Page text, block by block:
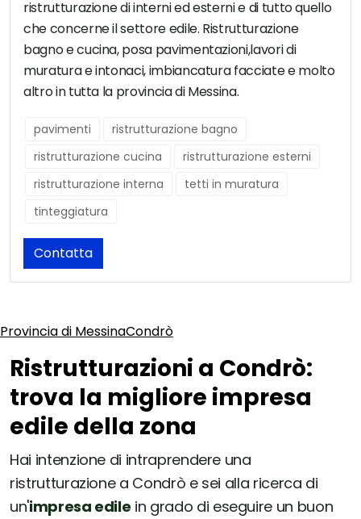
ristrutturazione di interni ed esterni e di tutto quello
che concerne il settore edile. Ristrutturazione
bagno e cucina, posa pavimentazioni,lavori di
muratura e intonaci, imbiancatura facciate e molto
altro in tutta la provincia di Messina.
pavimenti
ristrutturazione bagno
ristrutturazione cucina
ristrutturazione esterni
ristrutturazione interna
tetti in muratura
tinteggiatura
Contatta
Provincia di MessinaCondrò
Ristrutturazioni a Condrò:
trova la migliore impresa
edile della zona
Hai intenzione di intraprendere una
ristrutturazione a Condrò e sei alla ricerca di
un'impresa edile in grado di eseguire un buon